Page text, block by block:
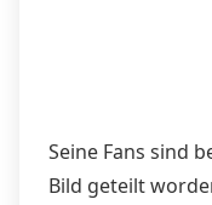
Seine Fans sind
Bild geteilt